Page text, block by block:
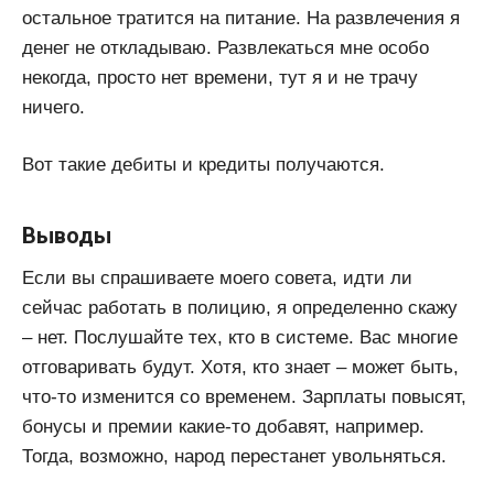
остальное тратится на питание. На развлечения я
денег не откладываю. Развлекаться мне особо
некогда, просто нет времени, тут я и не трачу
ничего.
Вот такие дебиты и кредиты получаются.
Выводы
Если вы спрашиваете моего совета, идти ли
сейчас работать в полицию, я определенно скажу
– нет. Послушайте тех, кто в системе. Вас многие
отговаривать будут. Хотя, кто знает – может быть,
что-то изменится со временем. Зарплаты повысят,
бонусы и премии какие-то добавят, например.
Тогда, возможно, народ перестанет увольняться.